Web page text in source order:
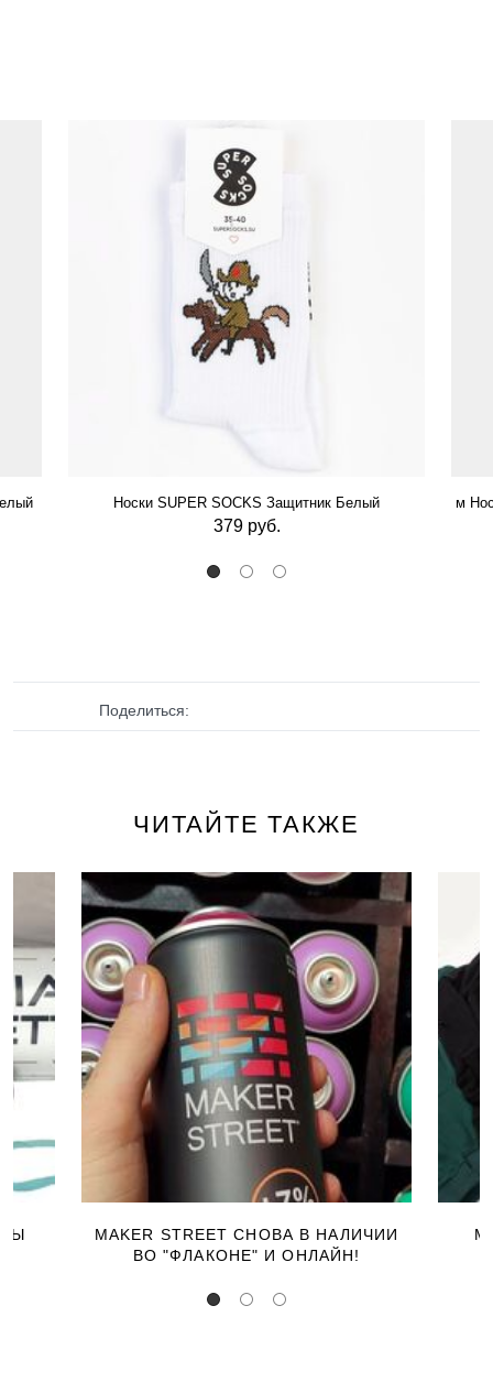
Носки SUPER SOCKS Защитник Белый
379 руб.
м
Поделиться:
ЧИТАЙТЕ ТАКЖЕ
MAKER STREET СНОВА В НАЛИЧИИ
ВО "ФЛАКОНЕ" И ОНЛАЙН!